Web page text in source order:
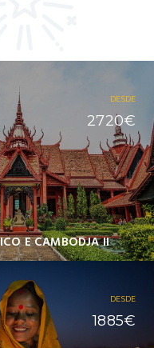
DESDE
2720€
E CAMBODJA II
DESDE
1885€